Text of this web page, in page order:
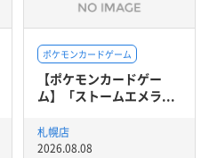
ポケモンカードゲーム
【ポケモンカードゲー
ム】「ストームエメラ...
札幌店
2026.08.08